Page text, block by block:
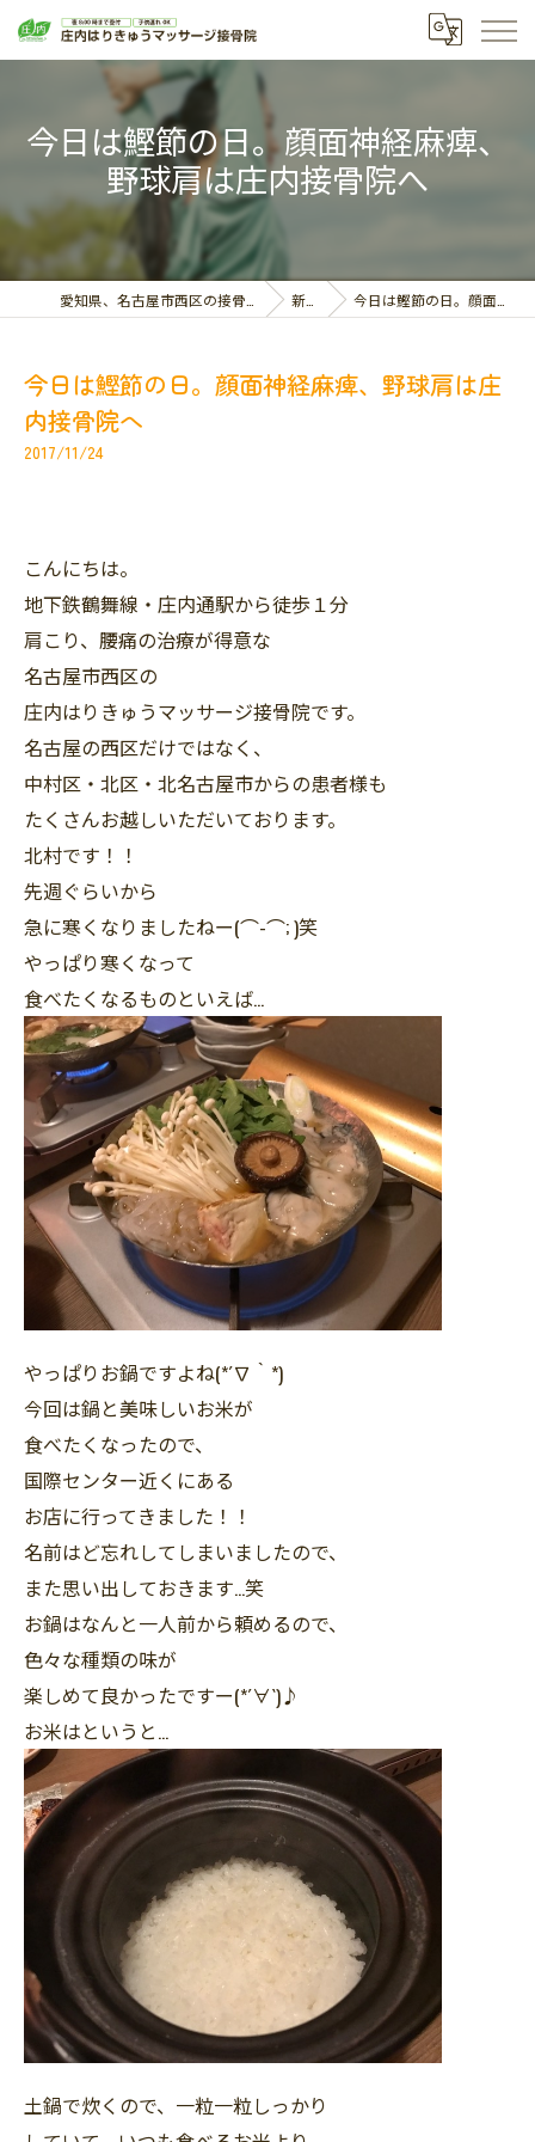
今日は鰹節の日。顔面神経麻痺、
野球肩は庄内接骨院へ
新着情報 今日は鰹節の日。顔面神経麻痺、野球肩は庄内接骨院へ
今日は鰹節の日。顔面神経麻痺、野球肩は庄
内接骨院へ
2017/11/24
こんにちは。
地下鉄鶴舞線・庄内通駅から徒歩１分
肩こり、腰痛の治療が得意な
名古屋市西区の
庄内はりきゅうマッサージ接骨院です。
名古屋の西区だけではなく、
中村区・北区・北名古屋市からの患者様も
たくさんお越しいただいております。
北村です！！
先週ぐらいから
急に寒くなりましたねー(⌒-⌒; )笑
やっぱり寒くなって
食べたくなるものといえば…
やっぱりお鍋ですよね(*´∇｀*)
今回は鍋と美味しいお米が
食べたくなったので、
国際センター近くにある
お店に行ってきました！！
名前はど忘れしてしまいましたので、
また思い出しておきます…笑
お鍋はなんと一人前から頼めるので、
色々な種類の味が
楽しめて良かったですー(*´∀`)♪
お米はというと…
土鍋で炊くので、一粒一粒しっかり